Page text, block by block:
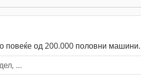
повеќе од 200.000 половни машини.